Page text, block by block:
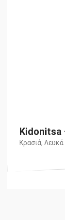
Kidonitsa
Κρασιά, Λευκά